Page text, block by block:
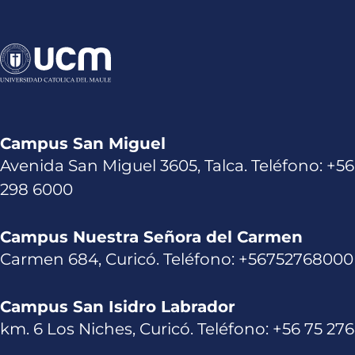
Campus San Miguel
Avenida San Miguel 3605, Talca. Teléfono: +56
298 6000
Campus Nuestra Señora del Carmen
Carmen 684, Curicó. Teléfono: +56752768000
Campus San Isidro Labrador
km. 6 Los Niches, Curicó. Teléfono: +56 75